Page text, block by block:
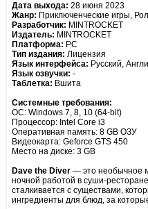
Дата выхода: 28 июня 2023
Жанр: Приключенческие игры,
Разработчик: MINTROCKET
Издатель: MINTROCKET
Платформа: PC
Тип издания: Лицензия
Язык интерфейса: Русский,
Язык озвучки: -
Таблетка: Вшита
Системные требования:
ОС: Windows 7, 8, 10 (64-bit)
Процессор: Intel Core i3
Оперативная память: 8 GB ОЗУ
Видеокарта: Geforce GTS 450
Место на диске: 3 GB
Dave the Diver — это необычное
ночной работой в суши-
сталкивается с существами,
ингредиенты для блюд, за